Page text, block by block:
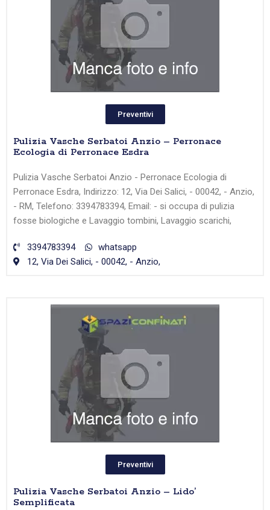
Preventivi
Pulizia Vasche Serbatoi Anzio – Perronace
Ecologia di Perronace Esdra
Pulizia Vasche Serbatoi Anzio - Perronace Ecologia di
Perronace Esdra, Indirizzo: 12, Via Dei Salici, - 00042, - Anzio,
- RM, Telefono: 3394783394, Email: - si occupa di pulizia
fosse biologiche e Lavaggio tombini, Lavaggio scarichi,
3394783394
whatsapp
12, Via Dei Salici, - 00042, - Anzio,
Preventivi
Pulizia Vasche Serbatoi Anzio – Lido’
Semplificata